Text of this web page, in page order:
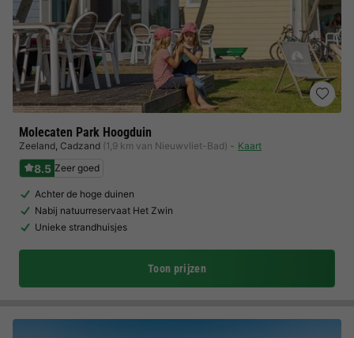
Molecaten Park Hoogduin
Zeeland, Cadzand (1,9 km van Nieuwvliet-Bad) Kaart
8.5 Zeer goed
Achter de hoge duinen
Nabij natuurreservaat Het Zwin
Unieke strandhuisjes
Toon prijzen